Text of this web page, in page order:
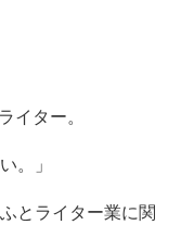
イター。
。」
とライター業に関